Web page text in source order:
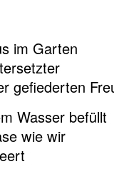
im Garten
gefiederten
Wasser befüllt
wie wir